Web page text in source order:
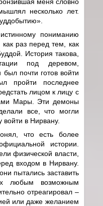
несколько лет.
пониманию
как раз перед тем, как
История такова,
под деревом,
почти готов войти
пройти последнее
лицом к лицу с
Мары. Эти демоны
все, что могли
войти в Нирвану.
что есть более
истории.
физической власти,
входом в Нирвану.
пытались заставить
любым возможным
отреагировал –
или даже желанием